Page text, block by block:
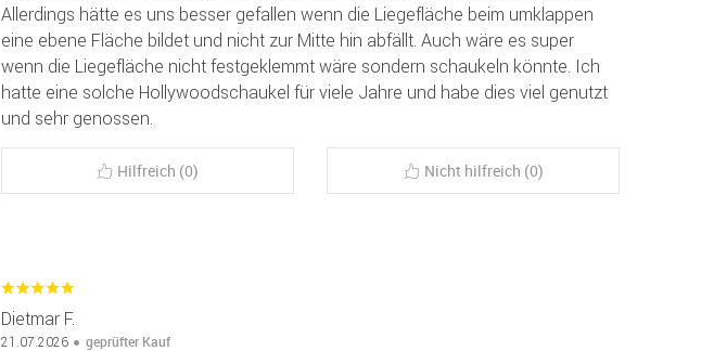
Allerdings hätte es uns besser gefallen wenn die Liegefläche beim umklappen
eine ebene Fläche bildet und nicht zur Mitte hin abfällt. Auch wäre es super
wenn die Liegefläche nicht festgeklemmt wäre sondern schaukeln könnte. Ich
hatte eine solche Hollywoodschaukel für viele Jahre und habe dies viel genutzt
und sehr genossen.
Hilfreich (0) Nicht hilfreich (0)
Dietmar F.
21.07.2026 geprüfter Kauf